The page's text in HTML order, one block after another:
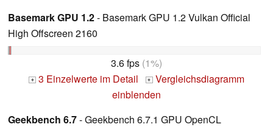
Basemark GPU 1.2- Basemark GPU 1.2 Vulkan Official
High Offscreen 2160
3.6 fps (1%)
+ 3 Einzelwerte im Detail + Vergleichsdiagramm
einblenden
Geekbench 6.7- Geekbench 6.7.1 GPU OpenCL